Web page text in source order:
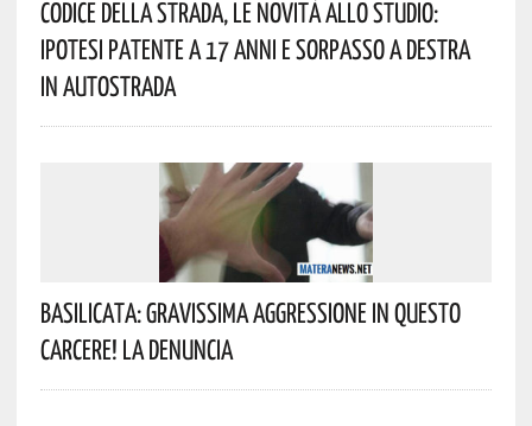
Codice Della Strada, Le Novità Allo Studio:
Ipotesi Patente A 17 Anni E Sorpasso A Destra
In Autostrada
Basilicata: Gravissima Aggressione In Questo
Carcere! La Denuncia